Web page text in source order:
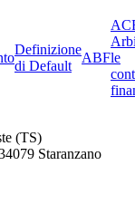
Definizione
di Default
ABFle
(TS)
Staranzano